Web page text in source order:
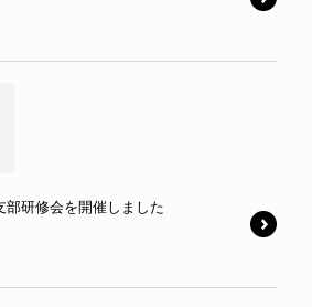
研修会を開催しました￼